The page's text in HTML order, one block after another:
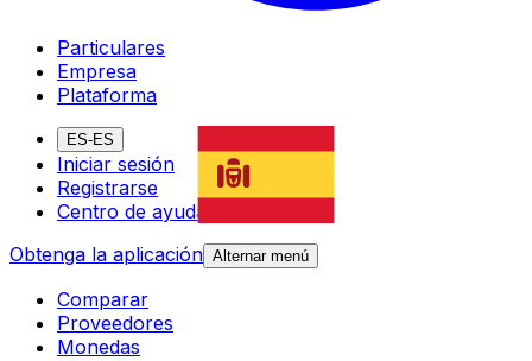
Particulares
Empresa
Plataforma
ES-ES
Iniciar sesión
Registrarse
Centro de ayuda
Obtenga la aplicación Alternar menú
Comparar
Proveedores
Monedas